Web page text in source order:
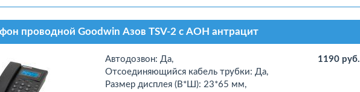
проводной Goodwin Азов TSV-2 c АОН антрацит
Автодозвон: Да,
Отсоединяющийся кабель трубки: Да,
Размер дисплея (В*Ш): 23*65 мм,
1190 руб.